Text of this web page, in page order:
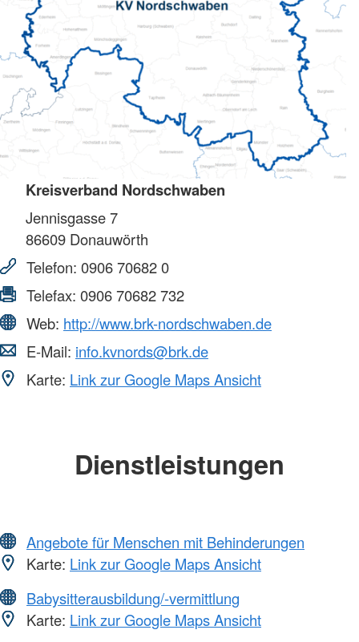
Kreisverband Nordschwaben
Jennisgasse 7
86609 Donauwörth
Telefon: 0906 70682 0
Telefax: 0906 70682 732
Web: http://www.brk-nordschwaben.de
E-Mail: info.kvnords@brk.de
Karte: Link zur Google Maps Ansicht
Dienstleistungen
Angebote für Menschen mit Behinderungen
Karte: Link zur Google Maps Ansicht
Babysitterausbildung/-vermittlung
Karte: Link zur Google Maps Ansicht